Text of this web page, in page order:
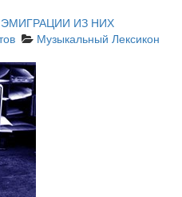
ИЗ НИХ
Музыкальный Лексикон